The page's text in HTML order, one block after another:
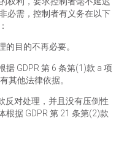
必需，控制者有义务在以下
目的不再必要。
GDPR 第 6 条第(1)款 a 项
其他法律依据。
反对处理，并且没有压倒性
根据 GDPR 第 21 条第(2)款